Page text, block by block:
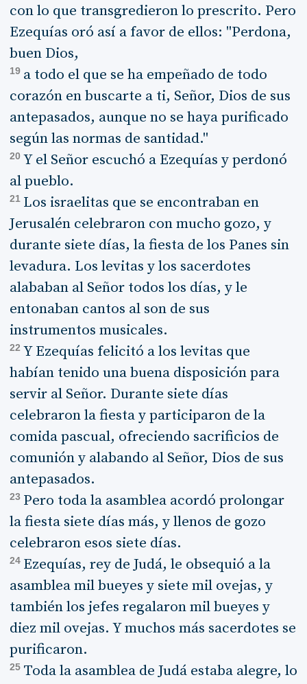
con lo que transgredieron lo prescrito. Pero
Ezequías oró así a favor de ellos: "Perdona,
buen Dios,
19 a todo el que se ha empeñado de todo
corazón en buscarte a ti, Señor, Dios de sus
antepasados, aunque no se haya purificado
según las normas de santidad."
20 Y el Señor escuchó a Ezequías y perdonó
al pueblo.
21 Los israelitas que se encontraban en
Jerusalén celebraron con mucho gozo, y
durante siete días, la fiesta de los Panes sin
levadura. Los levitas y los sacerdotes
alababan al Señor todos los días, y le
entonaban cantos al son de sus
instrumentos musicales.
22 Y Ezequías felicitó a los levitas que
habían tenido una buena disposición para
servir al Señor. Durante siete días
celebraron la fiesta y participaron de la
comida pascual, ofreciendo sacrificios de
comunión y alabando al Señor, Dios de sus
antepasados.
23 Pero toda la asamblea acordó prolongar
la fiesta siete días más, y llenos de gozo
celebraron esos siete días.
24 Ezequías, rey de Judá, le obsequió a la
asamblea mil bueyes y siete mil ovejas, y
también los jefes regalaron mil bueyes y
diez mil ovejas. Y muchos más sacerdotes se
purificaron.
25 Toda la asamblea de Judá estaba alegre, lo